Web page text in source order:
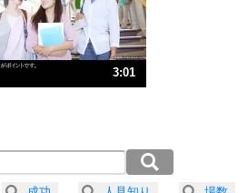
ィブ思考になる30の方法
ス対策
なんとかなるもの。
生きる30の方法
きい人は、怒りを優しさで表現する。
3:01
分30秒）
分12秒）